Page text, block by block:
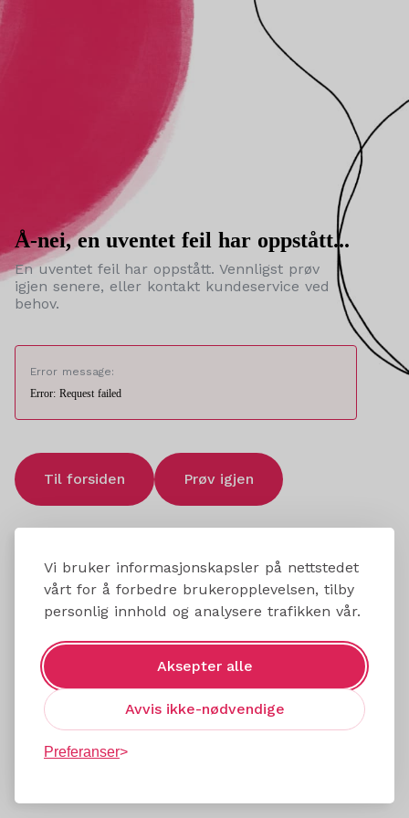
Vi bruker informasjonskapsler på nettstedet
vårt for å forbedre brukeropplevelsen, tilby
personlig innhold og analysere trafikken vår.
Aksepter alle
Avvis ikke-nødvendige
Preferanser
Å-nei, en uventet feil har oppstått...
En uventet feil har oppstått. Vennligst prøv
igjen senere, eller kontakt kundeservice ved
behov.
Error message:
Error: Request failed
Til forsiden Prøv igjen